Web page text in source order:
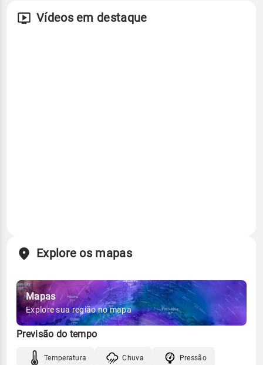
Vídeos em destaque
Explore os mapas
Mapas
Explore sua região no mapa
Previsão do tempo
Temperatura Chuva Pressão